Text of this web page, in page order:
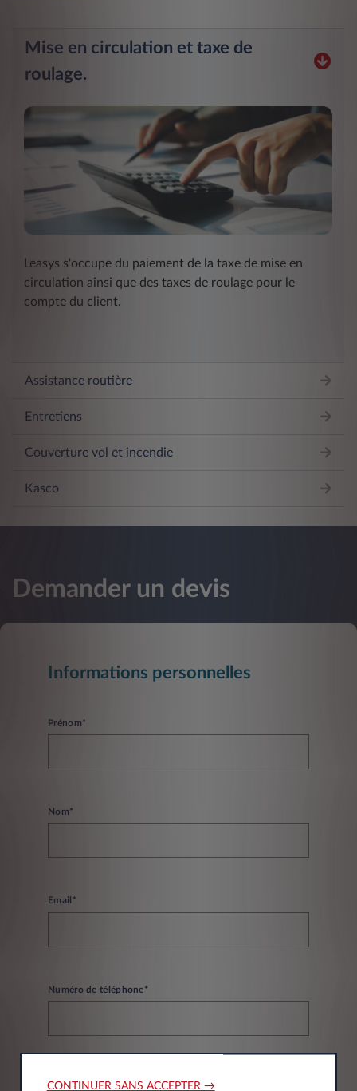
Mise en circulation et taxe de
roulage.
Leasys s'occupe du paiement de la taxe de mise en
circulation ainsi que des taxes de roulage pour le
compte du client.
Assistance routière
Entretiens
Couverture vol et incendie
Kasco
Demander un devis
Informations personnelles
Prénom*
Nom*
Email*
Numéro de téléphone*
CONTINUER SANS ACCEPTER →